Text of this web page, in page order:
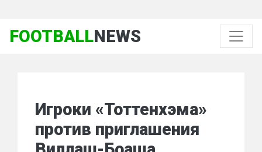
FOOTBALLNEWS
Игроки «Тоттенхэма»
против приглашения